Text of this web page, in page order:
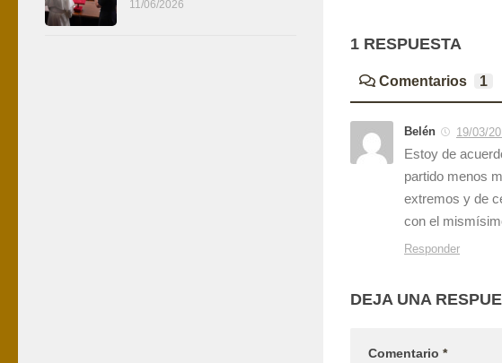
1 RESPUESTA
Comentarios 1
Belén 19/03/
Estoy de
partido menos
extremos y de
con el
Responder
DEJA UNA
Comentario *
11/06/2026